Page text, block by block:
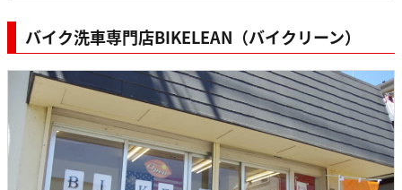
バイク洗車専門店BIKELEAN（バイクリーン）